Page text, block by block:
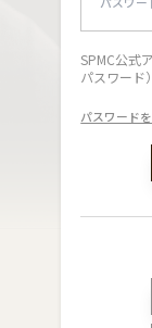
SPMC公式
パスワード
パスワード